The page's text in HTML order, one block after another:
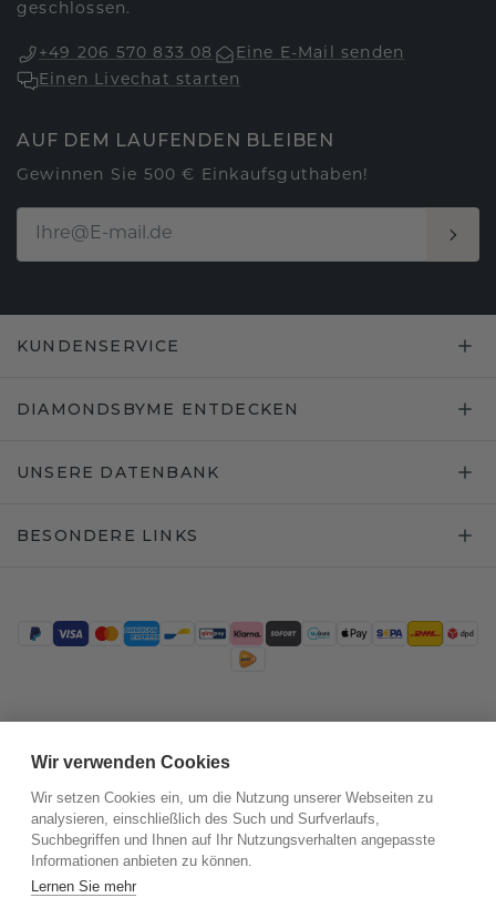
geschlossen.
+49 206 570 833 08
Eine E-Mail senden
Einen Livechat starten
AUF DEM LAUFENDEN BLEIBEN
Gewinnen Sie 500 € Einkaufsguthaben!
KUNDENSERVICE
DIAMONDSBYME ENTDECKEN
UNSERE DATENBANK
BESONDERE LINKS
Wir verwenden Cookies
Wir setzen Cookies ein, um die Nutzung unserer Webseiten zu
analysieren, einschließlich des Such und Surfverlaufs,
Suchbegriffen und Ihnen auf Ihr Nutzungsverhalten angepasste
Informationen anbieten zu können.
Lernen Sie mehr